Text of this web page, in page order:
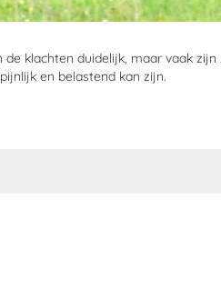
klachten duidelijk, maar vaak
en belastend kan zijn.